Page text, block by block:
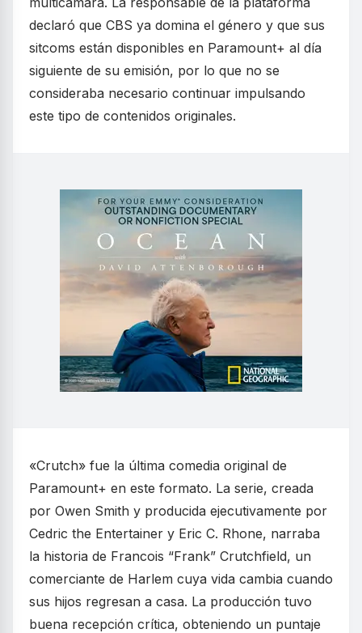
declaró que CBS ya domina el género y que sus
sitcoms están disponibles en Paramount+ al día
siguiente de su emisión, por lo que no se
consideraba necesario continuar impulsando
este tipo de contenidos originales.
«Crutch» fue la última comedia original de
Paramount+ en este formato. La serie, creada
por Owen Smith y producida ejecutivamente por
Cedric the Entertainer y Eric C. Rhone, narraba
la historia de Francois “Frank” Crutchfield, un
comerciante de Harlem cuya vida cambia cuando
sus hijos regresan a casa. La producción tuvo
buena recepción crítica, obteniendo un puntaje